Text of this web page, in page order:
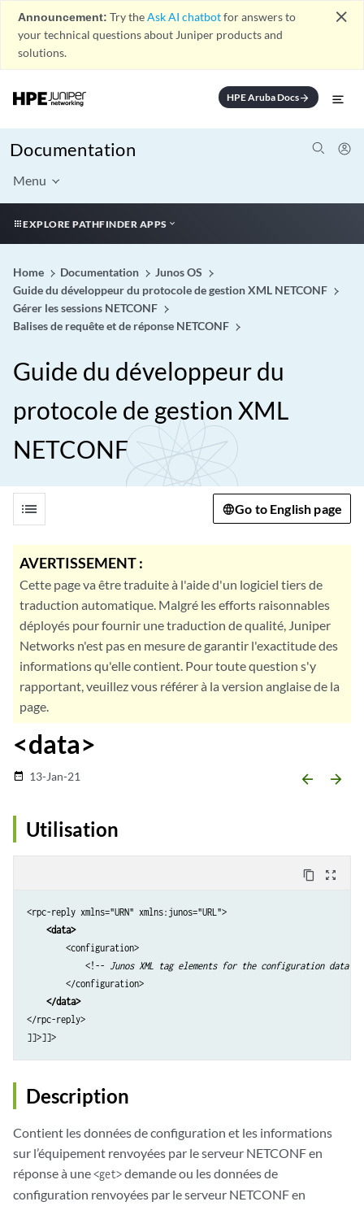
Announcement: Try theAsk AI chatbotfor answers to
your technical questions about Juniper products and
solutions.
close
HPE Aruba Docsarrow_forward
Documentation
Menu
EXPLORE PATHFINDER APPS
Home Documentation
Junos OS
Guide du développeur du protocole de gestion XML NETCONF
Gérer les sessions NETCONF
Balises de requête et de réponse NETCONF
Guide du développeur du
protocole de gestion XML
NETCONF
list Go to English page
AVERTISSEMENT :
Cette page va être traduite à l'aide d'un logiciel tiers de
traduction automatique. Malgré les efforts raisonnables
déployés pour fournir une traduction de qualité, Juniper
Networks n'est pas en mesure de garantir l'exactitude des
informations qu'elle contient. Pour toute question s'y
rapportant, veuillez vous référer à la version anglaise de la
page.
<data>
date_range 13-Jan-21 arrow_backward arrow_forward
Utilisation
content_copy zoom_out_map
<rpc-reply xmlns="URN" xmlns:junos="URL">
<data>
        <configuration>
            <!--
Junos XML tag elements for the configuration data --
        </configuration>
</data>
</rpc-reply>
Description
Contient les données de configuration et les informations
sur l’équipement renvoyées par le serveur NETCONF en
réponse à une<get>demande ou les données de
configuration renvoyées par le serveur NETCONF en